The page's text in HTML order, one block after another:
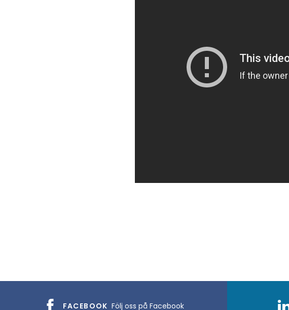
FACEBOOK Följ oss på Facebook